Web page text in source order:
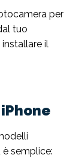
per
tuo
il
semplice: